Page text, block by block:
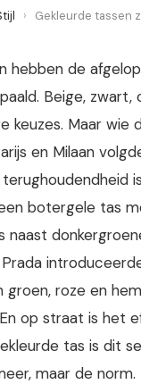
›
Gekleurde tassen
hebben de
Beige,
keuzes. Maar wie
en Milaan
botergele tas
naast
roze en
op straat is het
tas is dit
maar de norm.